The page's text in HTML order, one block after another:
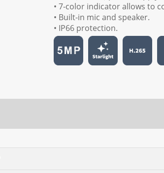
• 7-color indicator allows to
• Built-in mic and speaker.
• IP66 protection.